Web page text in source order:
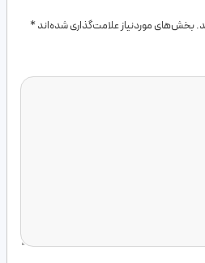
بخش‌های موردنیاز علامت‌گذاری شده‌اند*